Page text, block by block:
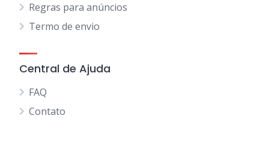
Regras para anúncios
Termo de envio
Central de Ajuda
FAQ
Contato